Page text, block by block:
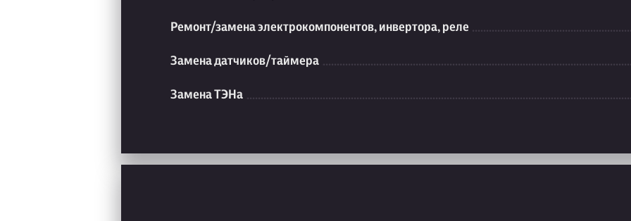
Ремонт/замена электрокомпонентов, инвертора, реле
Замена датчиков/таймера
Замена ТЭНа